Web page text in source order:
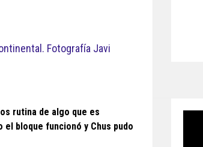
Fotografía Javi
rutina de algo que es
bloque funcionó y Chus pudo